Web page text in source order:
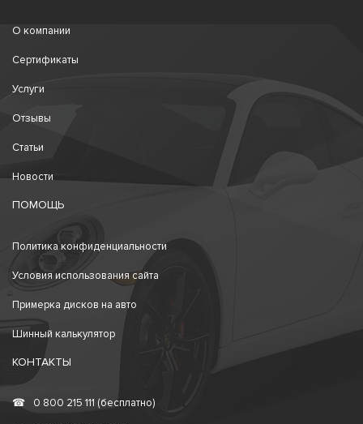
О компании
Сертификаты
Услуги
Отзывы
Статьи
Новости
ПОМОЩЬ
Политика конфиденциальности
Условия использования сайта
Примерка дисков на авто
Шинный калькулятор
КОНТАКТЫ
☎ 0 800 215 111 (бесплатно)